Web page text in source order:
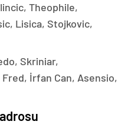
Theophile,
Lisica, Stojkovic,
Skriniar,
İrfan Can, Asensio,